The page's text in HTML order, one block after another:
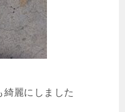
麗にしました